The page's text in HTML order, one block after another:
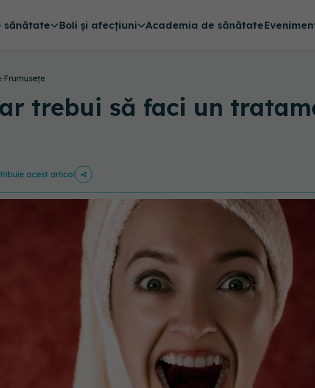
sănătate Boli și afecțiuni Academia de sănătate
›Frumusețe
trebui să faci un
acest articol